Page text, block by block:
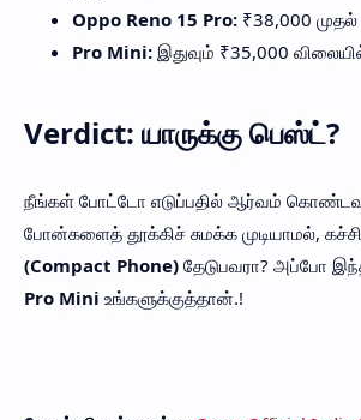
Oppo Reno 15 Pro: ₹38,000
Pro Mini: இதுவும் ₹35,000
Verdict: யாருக்கு பெஸ்ட்?
நீங்கள் போட்டோ எடுப்பதில் ஆர்வம்
போன்களைத் தூக்கிச் சுமக்க முடியாமல்,
(Compact Phone) தேடுபவரா? அப்போ
Pro Mini உங்களுக்குத்தான்.!